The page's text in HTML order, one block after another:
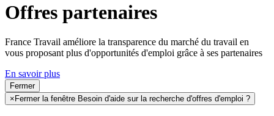
Offres partenaires
France Travail améliore la transparence du marché du travail en
vous proposant plus d'opportunités d'emploi grâce à ses partenaires
En savoir plus
Fermer
× Fermer la fenêtre Besoin d'aide sur la recherche d'offres d'emploi ?